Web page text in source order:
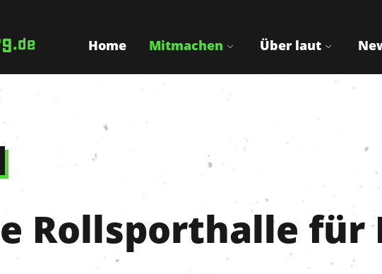
Home Mitmachen Über laut
Rollsporthalle für